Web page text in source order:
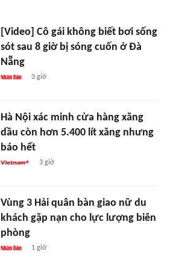
[Video] Cô gái không biết bơi sống
sót sau 8 giờ bị sóng cuốn ở Đà
Nẵng
3 giờ
Hà Nội xác minh cửa hàng xăng
dầu còn hơn 5.400 lít xăng nhưng
báo hết
3 giờ
Vùng 3 Hải quân bàn giao nữ du
khách gặp nạn cho lực lượng biên
phòng
1 giờ